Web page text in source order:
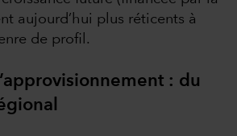
aujourd’hui plus réticents à
de profil.
: du